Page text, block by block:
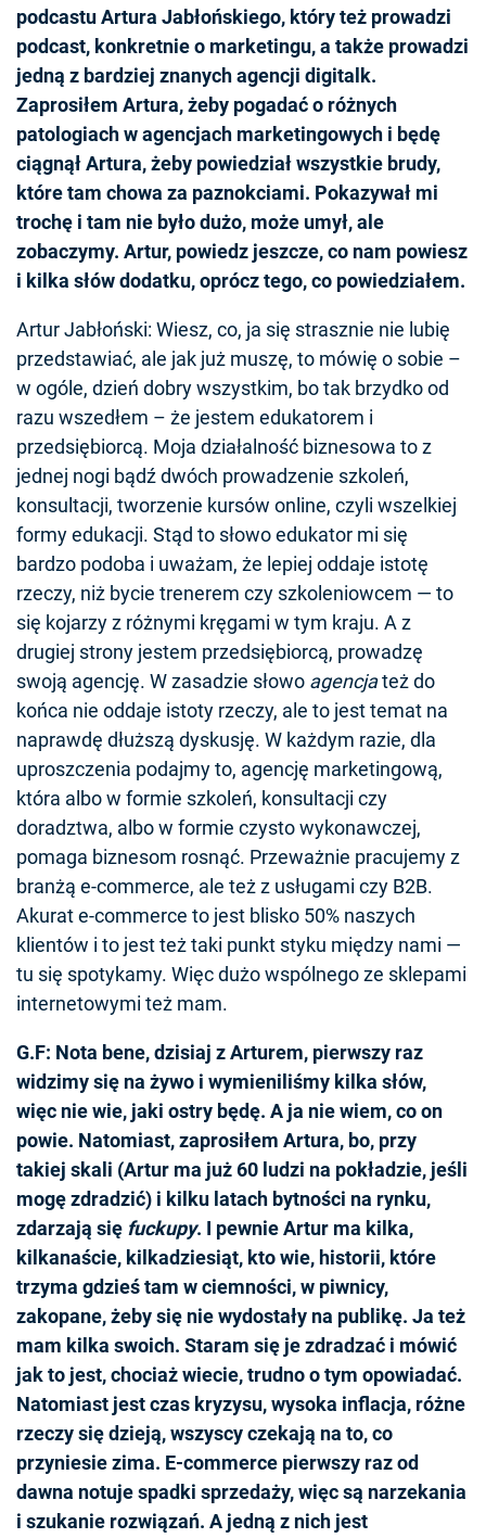
podcastu Artura Jabłońskiego, który też prowadzi
podcast, konkretnie o marketingu, a także prowadzi
jedną z bardziej znanych agencji digitalk.
Zaprosiłem Artura, żeby pogadać o różnych
patologiach w agencjach marketingowych i będę
ciągnął Artura, żeby powiedział wszystkie brudy,
które tam chowa za paznokciami. Pokazywał mi
trochę i tam nie było dużo, może umył, ale
zobaczymy. Artur, powiedz jeszcze, co nam powiesz
i kilka słów dodatku, oprócz tego, co powiedziałem.
Artur Jabłoński: Wiesz, co, ja się strasznie nie lubię
przedstawiać, ale jak już muszę, to mówię o sobie –
w ogóle, dzień dobry wszystkim, bo tak brzydko od
razu wszedłem – że jestem edukatorem i
przedsiębiorcą. Moja działalność biznesowa to z
jednej nogi bądź dwóch prowadzenie szkoleń,
konsultacji, tworzenie kursów online, czyli wszelkiej
formy edukacji. Stąd to słowo edukator mi się
bardzo podoba i uważam, że lepiej oddaje istotę
rzeczy, niż bycie trenerem czy szkoleniowcem — to
się kojarzy z różnymi kręgami w tym kraju. A z
drugiej strony jestem przedsiębiorcą, prowadzę
swoją agencję. W zasadzie słowo agencjateż do
końca nie oddaje istoty rzeczy, ale to jest temat na
naprawdę dłuższą dyskusję. W każdym razie, dla
uproszczenia podajmy to, agencję marketingową,
która albo w formie szkoleń, konsultacji czy
doradztwa, albo w formie czysto wykonawczej,
pomaga biznesom rosnąć. Przeważnie pracujemy z
branżą e-commerce, ale też z usługami czy B2B.
Akurat e-commerce to jest blisko 50% naszych
klientów i to jest też taki punkt styku między nami —
tu się spotykamy. Więc dużo wspólnego ze sklepami
internetowymi też mam.
G.F: Nota bene, dzisiaj z Arturem, pierwszy raz
widzimy się na żywo i wymieniliśmy kilka słów,
więc nie wie, jaki ostry będę. A ja nie wiem, co on
powie. Natomiast, zaprosiłem Artura, bo, przy
takiej skali (Artur ma już 60 ludzi na pokładzie, jeśli
mogę zdradzić) i kilku latach bytności na rynku,
zdarzają się fuckupy. I pewnie Artur ma kilka,
kilkanaście, kilkadziesiąt, kto wie, historii, które
trzyma gdzieś tam w ciemności, w piwnicy,
zakopane, żeby się nie wydostały na publikę. Ja też
mam kilka swoich. Staram się je zdradzać i mówić
jak to jest, chociaż wiecie, trudno o tym opowiadać.
Natomiast jest czas kryzysu, wysoka inflacja, różne
rzeczy się dzieją, wszyscy czekają na to, co
przyniesie zima. E-commerce pierwszy raz od
dawna notuje spadki sprzedaży, więc są narzekania
i szukanie rozwiązań. A jedną z nich jest